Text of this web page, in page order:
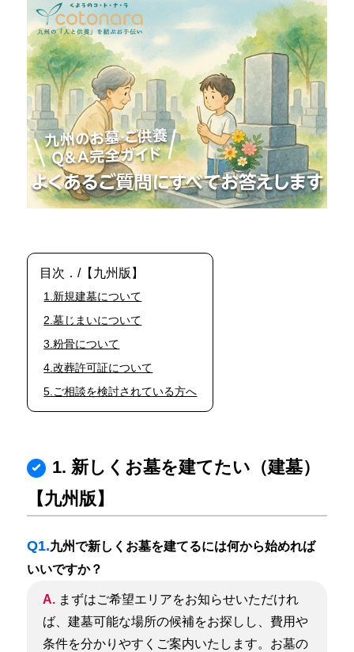
目次．/【九州版】
1.新規建墓について
2.墓じまいについて
3.粉骨について
4.改葬許可証について
5.ご相談を検討されている方へ
1. 新しくお墓を建てたい（建墓）
【九州版】
Q1.九州で新しくお墓を建てるには何から始めれば
いいですか？
A. まずはご希望エリアをお知らせいただけれ
ば、建墓可能な場所の候補をお探しし、費用や
条件を分かりやすくご案内いたします。お墓の